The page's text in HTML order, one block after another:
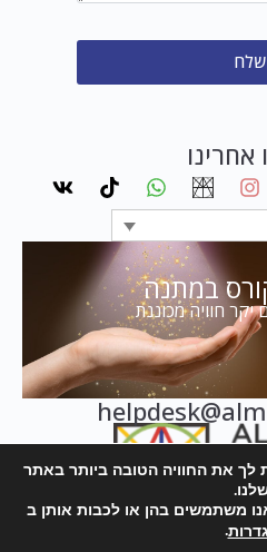
שלח
אחרינו
במתנה
חוויה מכוננת
לך את החוויה הטובה ביותר באתר
משתמשים בהן או לכבות אותן ב
.